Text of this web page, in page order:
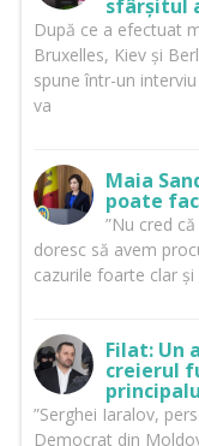
sfârșitul
După ce a efectuat
Bruxelles, Kiev și
spune într-un
va
Maia
poate
”Nu cred
doresc să avem
cazurile foarte clar
Filat: Un
creierul
”Serghei Iaralov,
Democrat din